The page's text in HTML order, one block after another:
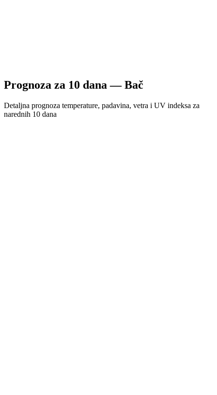
Prognoza za 10 dana —Bač
Detaljna prognoza temperature, padavina, vetra i UV indeksa za
narednih 10 dana